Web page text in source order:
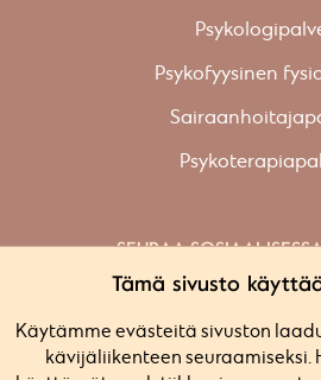
Tämä sivusto
Käytämme evästeitä sivuston
kävijäliikenteen seuraamiseksi.
Psykofyysinen
SEURAA
Linkedin